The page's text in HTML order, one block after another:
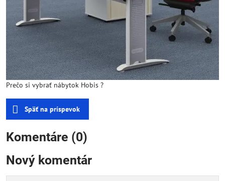
Prečo si vybrať nábytok Hobis ?
Späť na príspevok
Komentáre (0)
Nový komentár